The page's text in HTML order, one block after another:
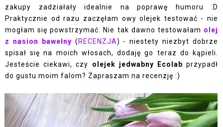
zakupy zadziałały idealnie na poprawę humoru :D
Praktycznie od razu zaczęłam owy olejek testować - nie
mogłam się powstrzymać. Nie tak dawno testowałam olej
z nasion bawełny (RECENZJA) - niestety niezbyt dobrze
spisał się na moich włosach, dodaję go teraz do kąpieli.
Jesteście ciekawi, czy olejek jedwabny Ecolab przypadł
do gustu moim falom? Zapraszam na recenzję :)